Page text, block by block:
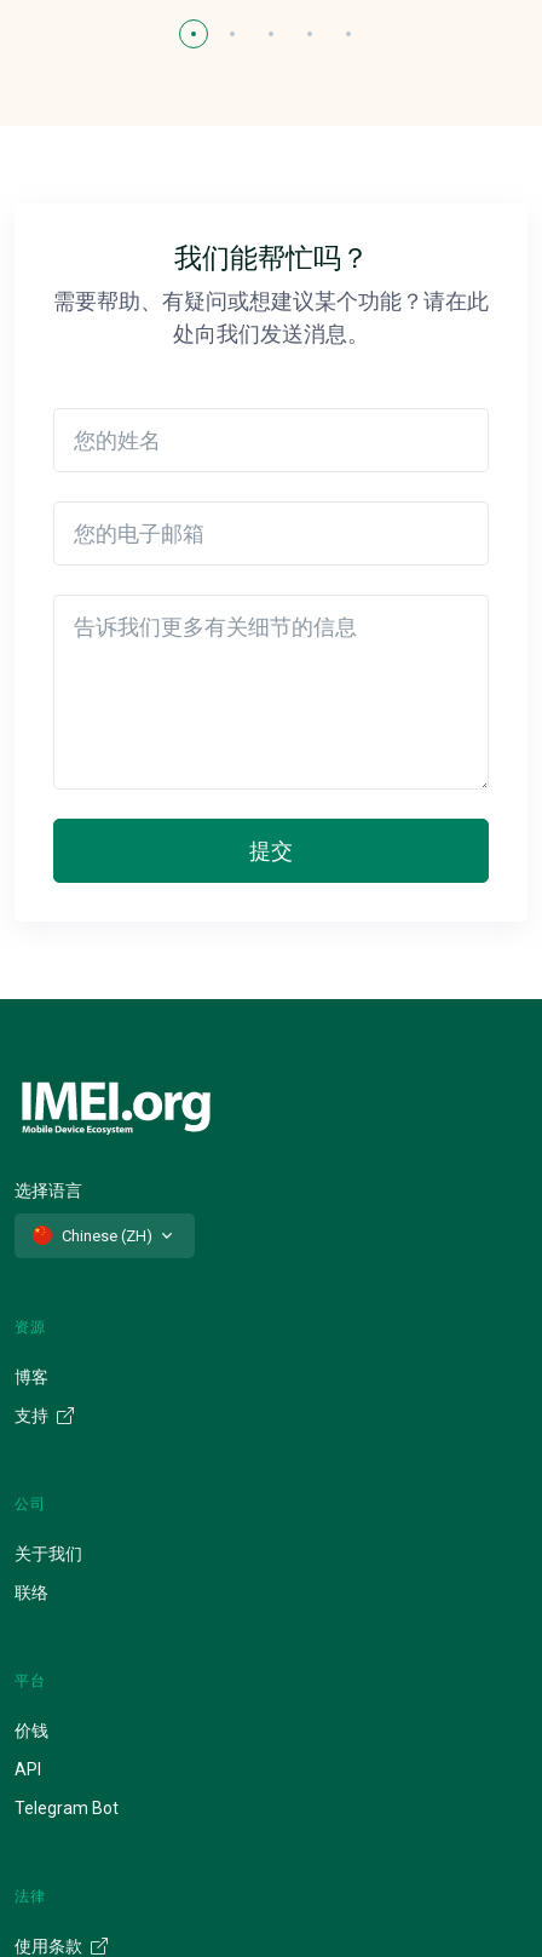
我们能帮忙吗？
需要帮助、有疑问或想建议某个功能？请在此
处向我们发送消息。
提交
选择语言
Chinese (ZH)
资源
博客
支持
公司
关于我们
联络
平台
价钱
API
Telegram Bot
法律
使用条款